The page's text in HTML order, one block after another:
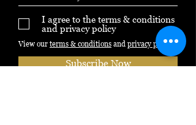
I agree to the terms & conditions
and privacy policy
View our terms & conditions and privacy policy
Subscribe Now